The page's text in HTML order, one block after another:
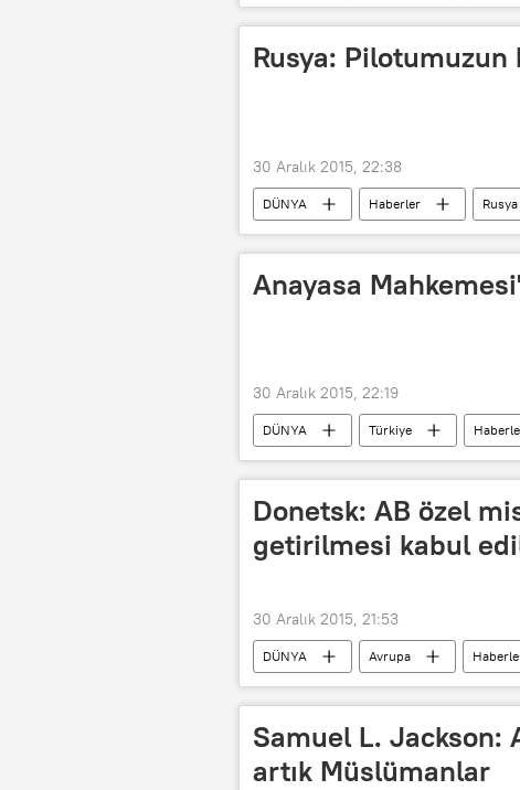
Charles Michel
IŞİD
Rusya: Pilotumuzun
30 Aralık 2015, 22:38
DÜNYA Haberler Rusya
Anayasa
30 Aralık 2015, 22:19
DÜNYA Türkiye
Donetsk: AB özel
getirilmesi kabul
30 Aralık 2015, 21:53
DÜNYA Avrupa
Pyotr Poroşenko
Aleksandr
Samuel L. Jackson:
artık Müslümanlar